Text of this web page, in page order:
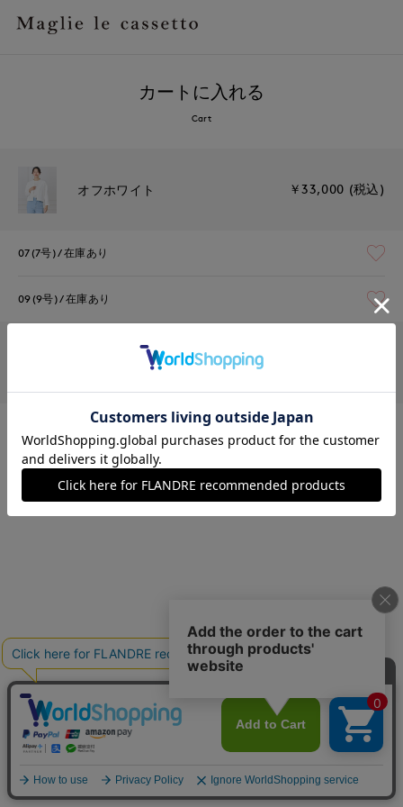
カートに入れる
Cart
オフホワイト ￥33,000 (税込)
07(7号) 在庫あり
09(9号) 在庫あり
在庫あり
09(9号) 在庫あり